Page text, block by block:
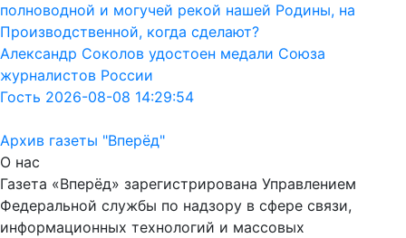
полноводной и могучей рекой нашей Родины, на
Производственной, когда сделают?
Александр Соколов удостоен медали Союза
журналистов России
Гость 2026-08-08 14:29:54
Архив газеты "Вперёд"
О нас
Газета «Вперёд» зарегистрирована Управлением
Федеральной службы по надзору в сфере связи,
информационных технологий и массовых